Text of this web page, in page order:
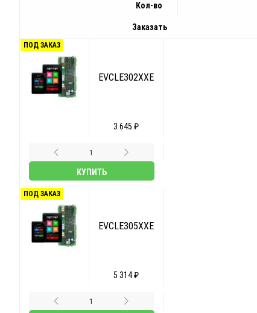
Кол-во
Заказать
ПОД ЗАКАЗ
EVCLE302XXE
3 645 ₽
КУПИТЬ
ПОД ЗАКАЗ
EVCLE305XXE
5 314 ₽